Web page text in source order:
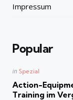
Impressum
Popular
Posted
in Spezial
Action-
Training im